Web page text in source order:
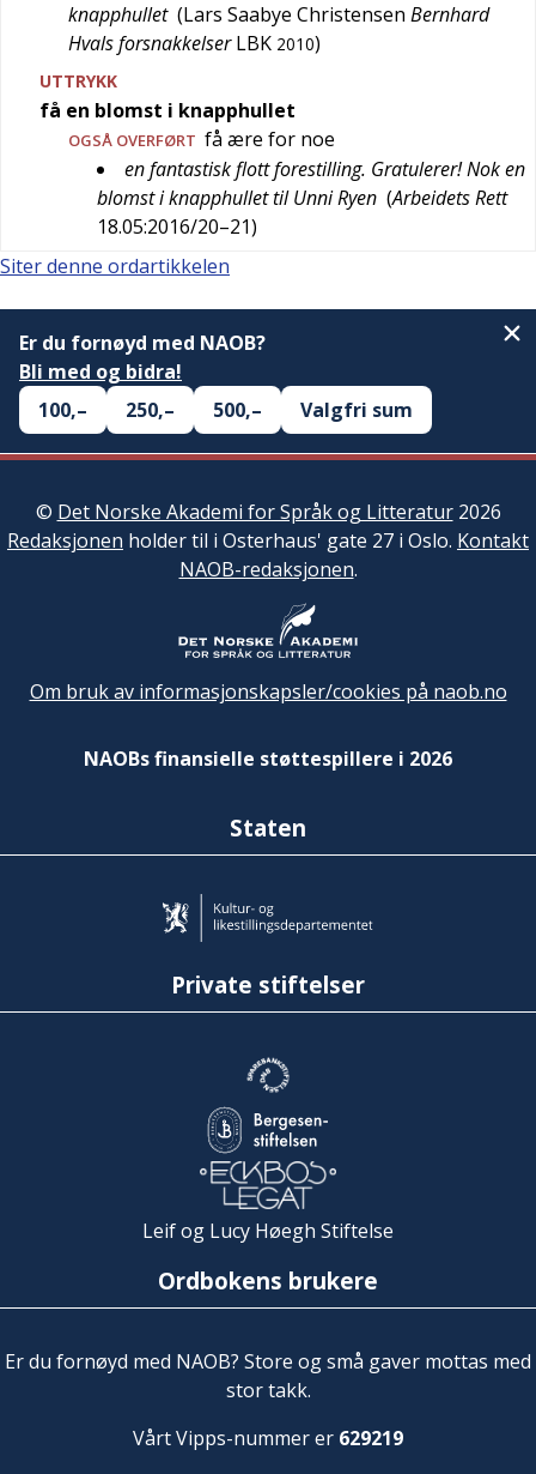
knapphullet (Lars Saabye Christensen Bernhard
Hvals forsnakkelser LBK 2010)
UTTRYKK
få en blomst i knapphullet
OGSÅ OVERFØRT få ære for noe
en fantastisk flott forestilling. Gratulerer! Nok en
blomst i knapphullet til Unni Ryen (Arbeidets Rett
18.05:2016/20–21)
Siter denne ordartikkelen
Er du fornøyd med NAOB?
Bli med og bidra!
100,–
250,– 500,– Valgfri sum
© Det Norske Akademi for Språk og Litteratur2026
Redaksjonen holder til i Osterhaus' gate 27 i Oslo. Kontakt
NAOB-redaksjonen.
Om bruk av informasjonskapsler/cookies på naob.no
NAOBs finansielle støttespillere i 2026
Staten
Private stiftelser
Leif og Lucy Høegh Stiftelse
Ordbokens brukere
Er du fornøyd med NAOB? Store og små gaver mottas med
stor takk.
Vårt Vipps-nummer er 629219